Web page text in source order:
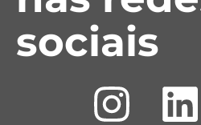
sociais